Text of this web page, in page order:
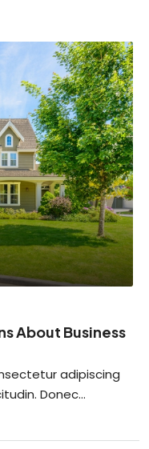
About Business
adipiscing
Donec...